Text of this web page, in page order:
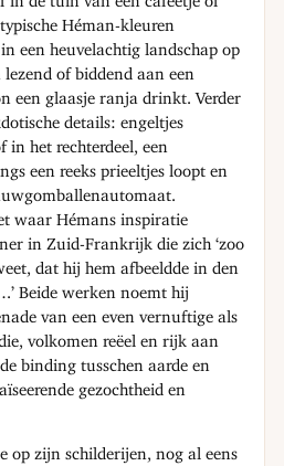
Héman-kleuren
een heuvelachtig landschap op
of biddend aan een
een glaasje ranja drinkt. Verder
details: engeltjes
in het rechterdeel, een
een reeks prieeltjes loopt en
waar Hémans inspiratie
in Zuid-Frankrijk die zich ‘zoo
dat hij hem afbeeldde in den
Beide werken noemt hij
van een even vernuftige als
volkomen reëel en rijk aan
binding tusschen aarde en
gezochtheid en
op zijn schilderijen, nog al eens